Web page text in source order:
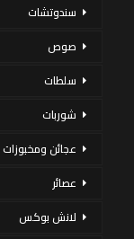
سندوتشات
صوص
سلطات
شوربات
عجائن ومخبوزات
عصائر
لانش بوكس